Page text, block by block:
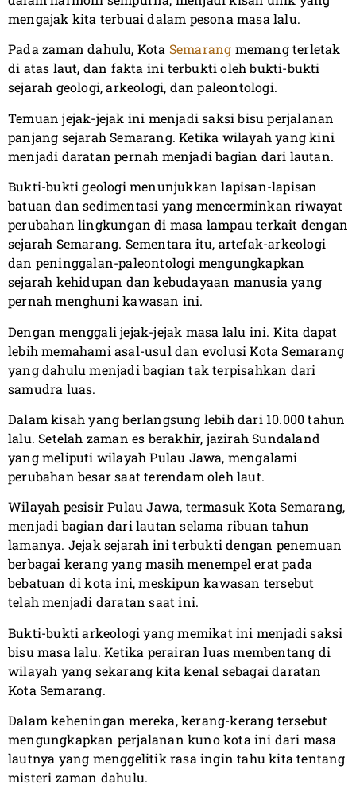
mengajak kita terbuai dalam pesona masa lalu.
Pada zaman dahulu, Kota Semarang memang terletak
di atas laut, dan fakta ini terbukti oleh bukti-bukti
sejarah geologi, arkeologi, dan paleontologi.
Temuan jejak-jejak ini menjadi saksi bisu perjalanan
panjang sejarah Semarang. Ketika wilayah yang kini
menjadi daratan pernah menjadi bagian dari lautan.
Bukti-bukti geologi menunjukkan lapisan-lapisan
batuan dan sedimentasi yang mencerminkan riwayat
perubahan lingkungan di masa lampau terkait dengan
sejarah Semarang. Sementara itu, artefak-arkeologi
dan peninggalan-paleontologi mengungkapkan
sejarah kehidupan dan kebudayaan manusia yang
pernah menghuni kawasan ini.
Dengan menggali jejak-jejak masa lalu ini. Kita dapat
lebih memahami asal-usul dan evolusi Kota Semarang
yang dahulu menjadi bagian tak terpisahkan dari
samudra luas.
Dalam kisah yang berlangsung lebih dari 10.000 tahun
lalu. Setelah zaman es berakhir, jazirah Sundaland
yang meliputi wilayah Pulau Jawa, mengalami
perubahan besar saat terendam oleh laut.
Wilayah pesisir Pulau Jawa, termasuk Kota Semarang,
menjadi bagian dari lautan selama ribuan tahun
lamanya. Jejak sejarah ini terbukti dengan penemuan
berbagai kerang yang masih menempel erat pada
bebatuan di kota ini, meskipun kawasan tersebut
telah menjadi daratan saat ini.
Bukti-bukti arkeologi yang memikat ini menjadi saksi
bisu masa lalu. Ketika perairan luas membentang di
wilayah yang sekarang kita kenal sebagai daratan
Kota Semarang.
Dalam keheningan mereka, kerang-kerang tersebut
mengungkapkan perjalanan kuno kota ini dari masa
lautnya yang menggelitik rasa ingin tahu kita tentang
misteri zaman dahulu.